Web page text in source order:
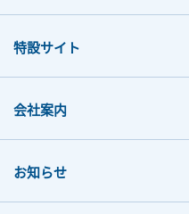
特設サイト
会社案内
お知らせ